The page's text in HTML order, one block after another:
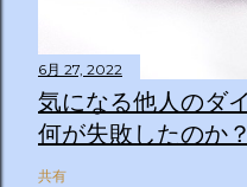
6月 27, 2022
気になる他人のダ
何が失敗したのか？
共有